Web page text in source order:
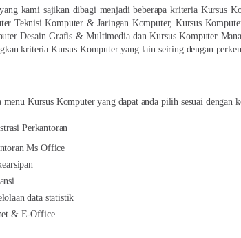
kami sajikan dibagi menjadi beberapa kriteria Kursus
Teknisi Komputer & Jaringan Komputer, Kursus
Desain Grafis & Multimedia dan Kursus Komputer
kriteria Kursus Komputer yang lain seiring dengan
Kursus Komputer yang dapat anda pilih sesuai dengan
Perkantoran
Ms Office
data statistik
& E-Office